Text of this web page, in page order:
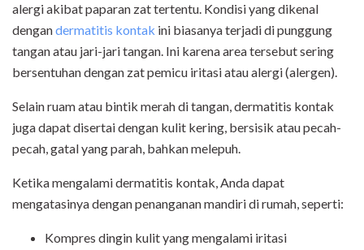
alergi akibat paparan zat tertentu. Kondisi yang dikenal
dengandermatitis kontak ini biasanya terjadi di punggung
tangan atau jari-jari tangan. Ini karena area tersebut sering
bersentuhan dengan zat pemicu iritasi atau alergi (alergen).
Selain ruam atau bintik merah di tangan, dermatitis kontak
juga dapat disertai dengan kulit kering, bersisik atau pecah-
pecah, gatal yang parah, bahkan melepuh.
Ketika mengalami dermatitis kontak, Anda dapat
mengatasinya dengan penanganan mandiri di rumah, seperti:
Kompres dingin kulit yang mengalami iritasi